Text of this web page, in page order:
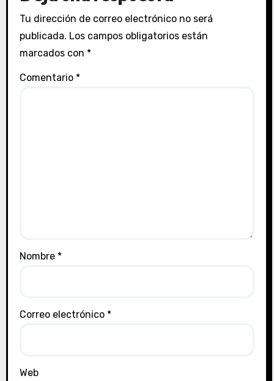
Tu dirección de correo electrónico no será
publicada. Los campos obligatorios están
marcados con *
Comentario *
Nombre *
Correo electrónico *
Web